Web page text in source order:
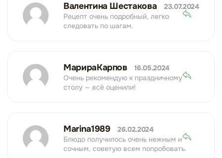
Валентина Шестакова
23.07.2024
Рецепт очень подробный, легко
следовать по шагам.
МарираКарпов
16.05.2024
Очень рекомендую к праздничному
столу — всё оценили!
Marina1989
26.02.2024
Блюдо получилось очень нежным и
сочным, советую всем попробовать.